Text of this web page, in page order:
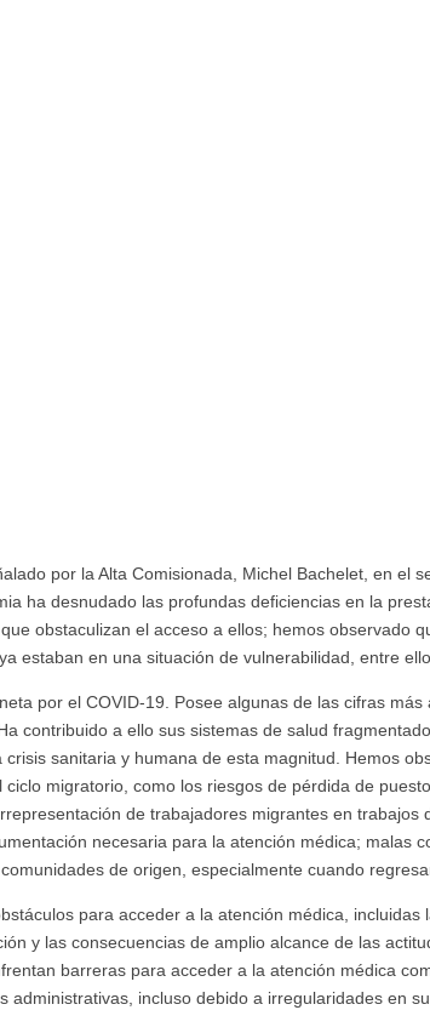
por la Alta Comisionada, Michel Bachelet, en el
ha desnudado las profundas deficiencias en la
obstaculizan el acceso a ellos; hemos observado
estaban en una situación de vulnerabilidad, entre
por el COVID-19. Posee algunas de las cifras
contribuido a ello sus sistemas de salud
sanitaria y humana de esta magnitud. Hemos
migratorio, como los riesgos de pérdida de
de trabajadores migrantes en trabajos
necesaria para la atención médica; malas
de origen, especialmente cuando
para acceder a la atención médica, incluidas
y las consecuencias de amplio alcance de las
barreras para acceder a la atención médica
administrativas, incluso debido a irregularidades en